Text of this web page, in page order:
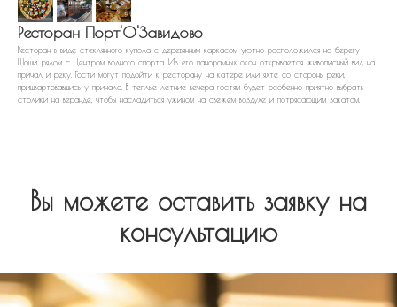
Ресторан Порт'О'Завидово
Ресторан в виде стеклянного купола с деревянным каркасом уютно расположился на берегу
Шоши, рядом с Центром водного спорта. Из его панорамных окон открывается живописный вид на
причал и реку. Гости могут подойти к ресторану на катере или яхте со стороны реки,
пришвартовавшись у причала. В теплые летние вечера гостям будет особенно приятно выбрать
столики на веранде, чтобы насладиться ужином на свежем воздухе и потрясающим закатом.
Вы можете оставить заявку на
консультацию